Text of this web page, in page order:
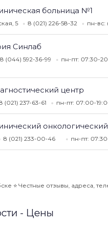
больница №1
5 8 (021) 226-58-32 пн-вс:
Синлаб
8 (044) 592-36-99 пн-пт: 07:30-
центр
(021) 237-63-61 пн-пт: 07:00-
8 (021) 233-00-46 пн-пт:
⭐️ Честные отзывы, адреса,
- Цены